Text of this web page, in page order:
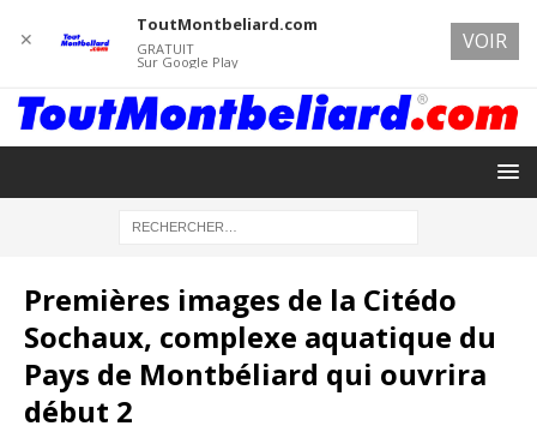
Premières images de la Citédo
Sochaux, complexe aquatique du
Pays de Montbéliard qui ouvrira
début 2
✕
ToutMontbeliard.com
GRATUIT
Sur Google Play
VOIR